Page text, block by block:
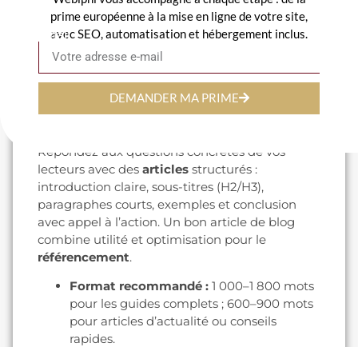
(informationnelle vs transactionnelle).
Outils recommandés : Google Keyword
Planner, Ubersuggest, et desoutilsde
suivi pour prioriser les termes à fort
potentiel.
Étape 2 — Rédaction de contenu de
qualité
Répondez aux questions concrètes de vos
lecteurs avec des articles structurés :
introduction claire, sous-titres (H2/H3),
paragraphes courts, exemples et conclusion
avec appel à l’action. Un bon article de blog
combine utilité et optimisation pour le
référencement.
Format recommandé : 1 000–1 800 mots
pour les guides complets ; 600–900 mots
pour articles d’actualité ou conseils
rapides.
prime européenne à la mise en ligne de votre site,
avec SEO, automatisation et hébergement inclus.
Email
DEMANDER MA PRIME